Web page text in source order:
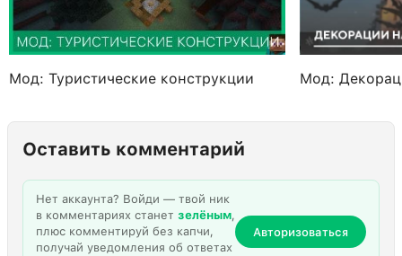
Мод: Туристические конструкции Мод:
Оставить комментарий
Нет аккаунта? Войди — твой ник
в комментариях станет зелёным,
плюс комментируй без капчи,
получай уведомления об ответах
Авторизоваться